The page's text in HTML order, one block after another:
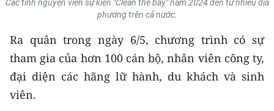
BẠN ĐỌC
KIỂM CHỨNG THÔNG TIN
TRI THỨC CHUYÊN SÂU
54 DÂN TỘC VIỆT NAM
Các tình nguyện viên sự kiện "Clean the bay" năm 2024 đến từ nhiều địa
phương trên cả nước.
Ra quân trong ngày 6/5, chương trình có sự
tham gia của hơn 100 cán bộ, nhân viên công ty,
đại diện các hãng lữ hành, du khách và sinh
viên.